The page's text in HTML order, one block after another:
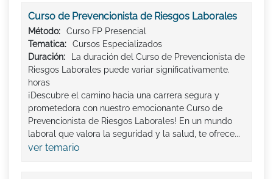
Curso de Prevencionista de Riesgos Laborales
Método:
Curso FP Presencial
Tematica:
Cursos Especializados
Duración:
La duración del Curso de Prevencionista de
Riesgos Laborales puede variar significativamente.
horas
¡Descubre el camino hacia una carrera segura y
prometedora con nuestro emocionante Curso de
Prevencionista de Riesgos Laborales! En un mundo
laboral que valora la seguridad y la salud, te ofrece...
ver temario